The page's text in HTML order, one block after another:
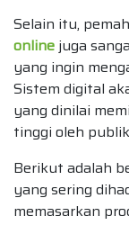
Selain itu,
online juga
yang ingin
Sistem digital
yang dinilai
tinggi oleh
Berikut adalah
yang sering
memasarkan